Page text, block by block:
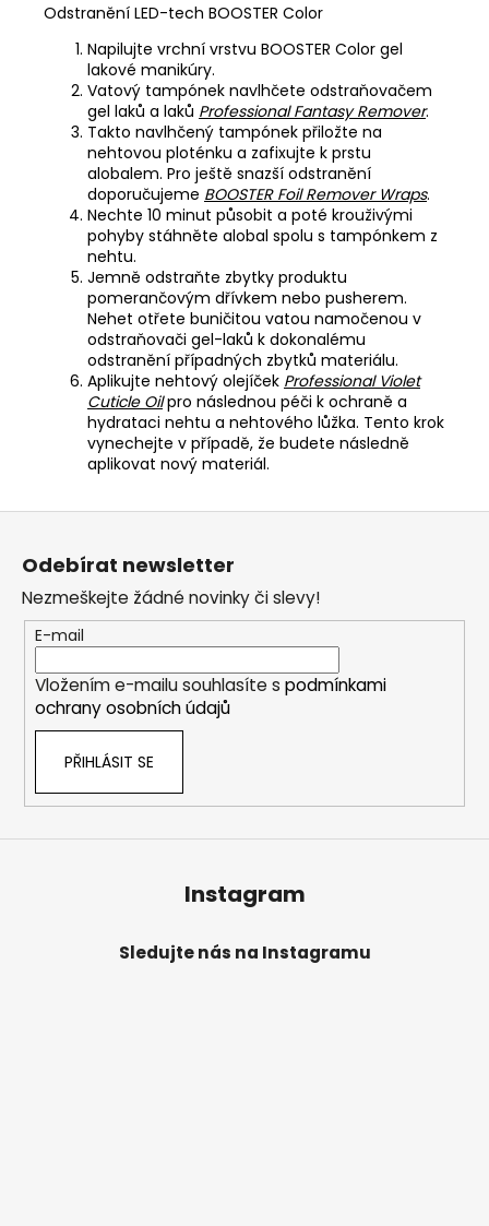
Odstranění LED-tech BOOSTER Color
Napilujte vrchní vrstvu BOOSTER Color gel
lakové manikúry.
Vatový tampónek navlhčete odstraňovačem
gel laků a laků Professional Fantasy Remover.
Takto navlhčený tampónek přiložte na
nehtovou ploténku a zafixujte k prstu
alobalem. Pro ještě snazší odstranění
doporučujeme BOOSTER Foil Remover Wraps.
Nechte 10 minut působit a poté krouživými
pohyby stáhněte alobal spolu s tampónkem z
nehtu.
Jemně odstraňte zbytky produktu
pomerančovým dřívkem nebo pusherem.
Nehet otřete buničitou vatou namočenou v
odstraňovači gel-laků k dokonalému
odstranění případných zbytků materiálu.
Aplikujte nehtový olejíček Professional Violet
Cuticle Oilpro následnou péči k ochraně a
hydrataci nehtu a nehtového lůžka. Tento krok
vynechejte v případě, že budete následně
aplikovat nový materiál.
Z
Odebírat newsletter
Nezmeškejte žádné novinky či slevy!
E-mail
Vložením e-mailu souhlasíte s podmínkami
ochrany osobních údajů
PŘIHLÁSIT SE
Instagram
Sledujte nás na Instagramu